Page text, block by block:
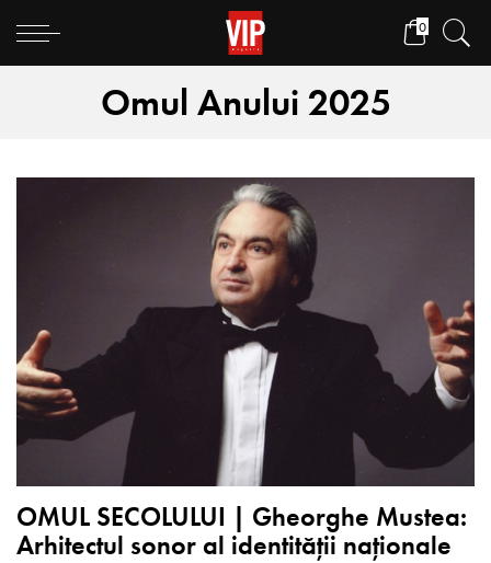
0
Omul Anului 2025
OMUL SECOLULUI | Gheorghe Mustea:
Arhitectul sonor al identității naționale